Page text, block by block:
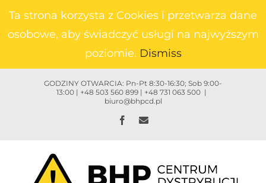
zawartości
GODZINY OTWARCIA: Pn-Pt 8:30-16:30; Sob 9:00-
13:00 | +48 503 560 899 | +48 731 063 500 |
biuro@bhpcd.pl
FacebookEmail
Ta strona korzysta z Cookies i przetwarza dane
osobowe, aby świadczyć usługi na najwyższym
poziomie. Dismiss